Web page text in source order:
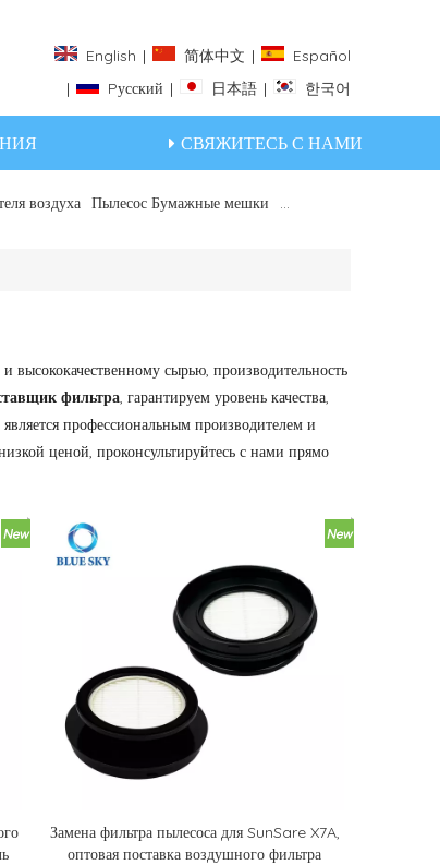
English | 简体中文 |
Español
|
Pусский | 日本語 | 한국어
СВЯЖИТЕСЬ С НАМИ
воздуха Пылесос Бумажные мешки Цепочки Hepa
высококачественному сырью, производительность
фильтра, гарантируем уровень качества,
является профессиональным производителем и
ценой, проконсультируйтесь с нами прямо
Замена фильтра пылесоса для SunSare X7A,
оптовая поставка воздушного фильтра